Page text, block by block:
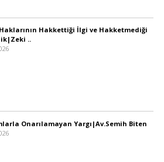
Hakkettiği İlgi ve Hakketmediği
..
Onarılamayan Yargı|Av.Semih Biten